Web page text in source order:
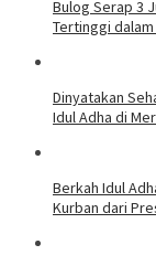
Bulog Serap 3
Tertinggi
Dinyatakan
Idul Adha di
Berkah Idul
Kurban dari